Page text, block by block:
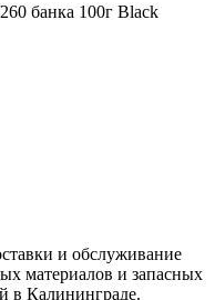
банка 100г Black
и обслуживание
материалов и запасных
в Калининграде.